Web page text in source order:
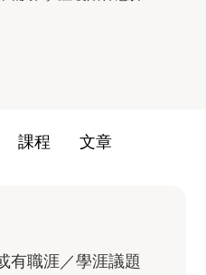
課程 文章
有職涯／學涯議題